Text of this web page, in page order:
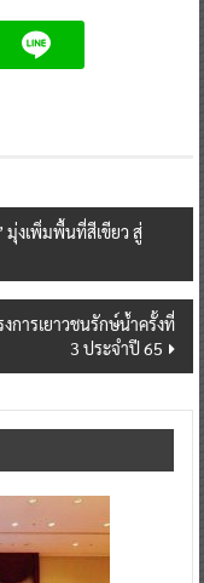
มุ่งเพิ่มพื้นที่สีเขียว สู่
การเยาวชนรักษ์น้ำครั้งที่
3 ประจำปี 65